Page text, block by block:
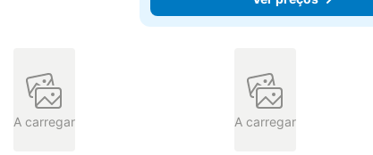
A carregar A carregar